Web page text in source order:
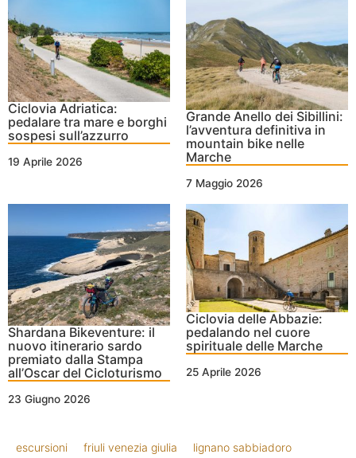
Ciclovia Adriatica:
pedalare tra mare e borghi
sospesi sull’azzurro
19 Aprile 2026
Grande Anello dei Sibillini:
l’avventura definitiva in
mountain bike nelle
Marche
7 Maggio 2026
Shardana Bikeventure: il
nuovo itinerario sardo
premiato dalla Stampa
all’Oscar del Cicloturismo
23 Giugno 2026
Ciclovia delle Abbazie:
pedalando nel cuore
spirituale delle Marche
25 Aprile 2026
escursioni friuli venezia giulia lignano sabbiadoro